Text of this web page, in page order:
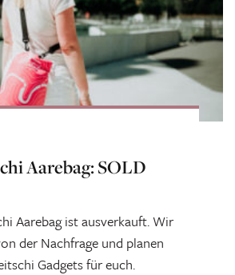
Aarebag: SOLD
Aarebag ist ausverkauft. Wir
der Nachfrage und planen
Gadgets für euch.